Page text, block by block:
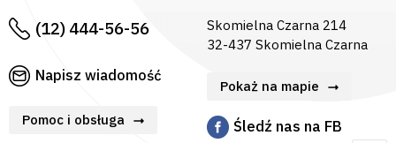
(12) 444-56-56
Napisz wiadomość
Pomoc i obsługa
Skomielna Czarna 214
32-437 Skomielna Czarna
Pokaż na mapie
Śledź nas na FB